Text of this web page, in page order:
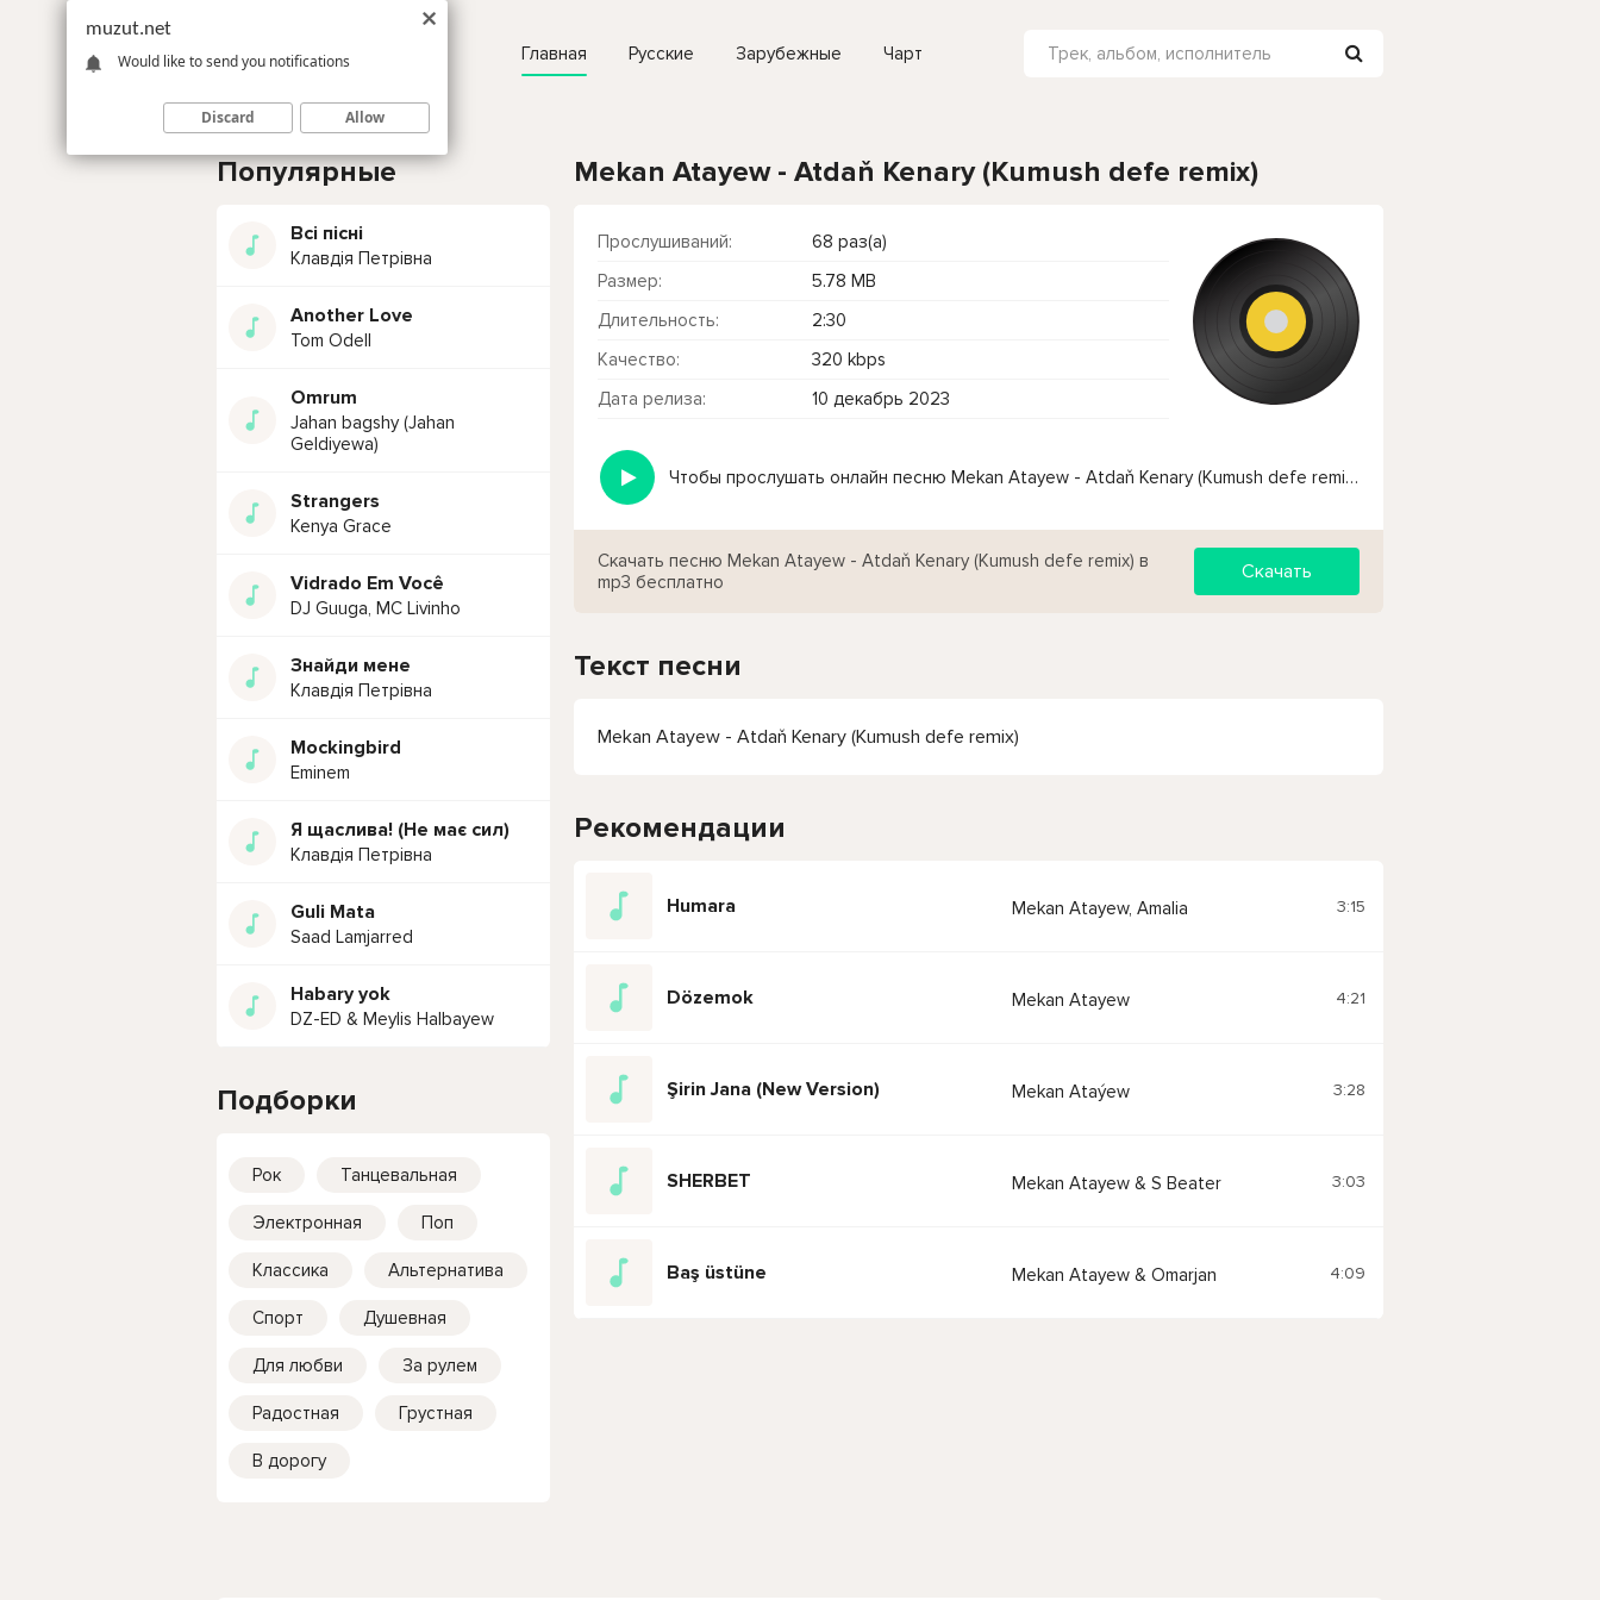
Главная Русские Зарубежные Чарт
Популярные
Всі пісні
Клавдія Петрівна
Another Love
Tom Odell
Omrum
Jahan bagshy (Jahan
Geldiyewa)
Strangers
Kenya Grace
Vidrado Em Você
DJ Guuga, MC Livinho
Знайди мене
Клавдія Петрівна
Mockingbird
Eminem
Я щаслива! (Не має сил)
Клавдія Петрівна
Guli Mata
Saad Lamjarred
Habary yok
DZ-ED & Meylis Halbayew
Подборки
Рок Танцевальная
Электронная Поп
Классика Альтернатива
Спорт Душевная
Для любви За рулем
Радостная Грустная
В дорогу
Mekan Atayew - Atdaň Kenary (Kumush defe remix)
Прослушиваний:
68 раз(а)
Размер:
5.78 MB
Длительность:
2:30
Качество:
320 kbps
Дата релиза:
10 декабрь 2023
Чтобы прослушать онлайн песню Mekan Atayew - Atdaň Kenary (Kumush defe remix) нажмите на кнопку плей с светом зелений
Скачать песню Mekan Atayew - Atdaň Kenary (Kumush defe remix) в
mp3 бесплатно
Скачать
Текст песни
Mekan Atayew - Atdaň Kenary (Kumush defe remix)
Рекомендации
Humara Mekan Atayew, Amalia 3:15
Dözemok Mekan Atayew 4:21
Şirin Jana (New Version) Mekan Ataýew 3:28
SHERBET Mekan Atayew & S Beater 3:03
Baş üstüne Mekan Atayew & Omarjan 4:09
muzut.net
Would like to send you notifications
Discard Allow